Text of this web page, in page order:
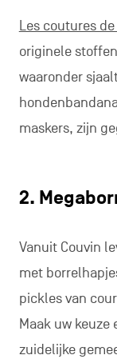
Les coutures de
originele
waaronder
maskers, zijn
2.
Vanuit Couvin
met
pickles van
Maak uw keuze
zuidelijke